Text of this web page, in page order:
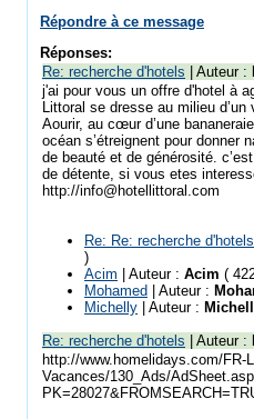
Répondre à ce message
Réponses:
Re: recherche d'hotels | Auteur :
j'ai pour vous un offre d'hotel à
Littoral se dresse au milieu
Aourir, au cœur d’une
océan s’étreignent pour donner
de beauté et de générosité.
de détente, si vous etes
http://info@hotellittoral.com
Re: Re: recherche d'hotels
)
Acim | Auteur : Acim (
Mohamed | Auteur :
Michelly | Auteur :
Re: recherche d'hotels | Auteur :
http://www.homelidays.com/FR-
Vacances/130_Ads/